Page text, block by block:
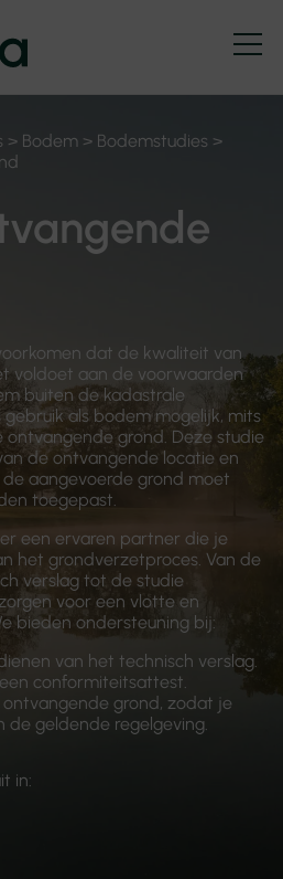
> Bodem > Bodemstudies >
dat de kwaliteit van
voldoet aan de voorwaarden
buiten de kadastrale
als bodem mogelijk, mits
ontvangende grond. Deze studie
de ontvangende locatie en
aangevoerde grond moet
toegepast.
een ervaren partner die je
het grondverzetproces. Van de
verslag tot de studie
voor een vlotte en
bieden ondersteuning bij:
van het technisch verslag.
conformiteitsattest.
grond, zodat je
de geldende regelgeving.
in: